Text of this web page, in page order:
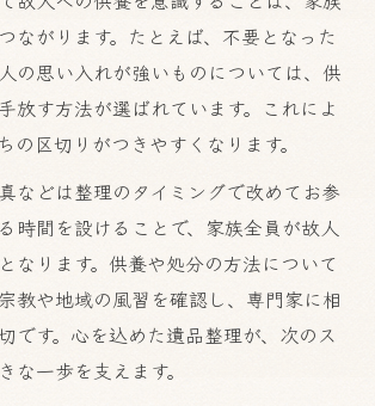
ながります。たとえば、不要となった
の思い入れが強いものについては、供
放す方法が選ばれています。これによ
の区切りがつきやすくなります。
などは整理のタイミングで改めてお参
時間を設けることで、家族全員が故人
なります。供養や処分の方法について
教や地域の風習を確認し、専門家に相
です。心を込めた遺品整理が、次のス
な一歩を支えます。